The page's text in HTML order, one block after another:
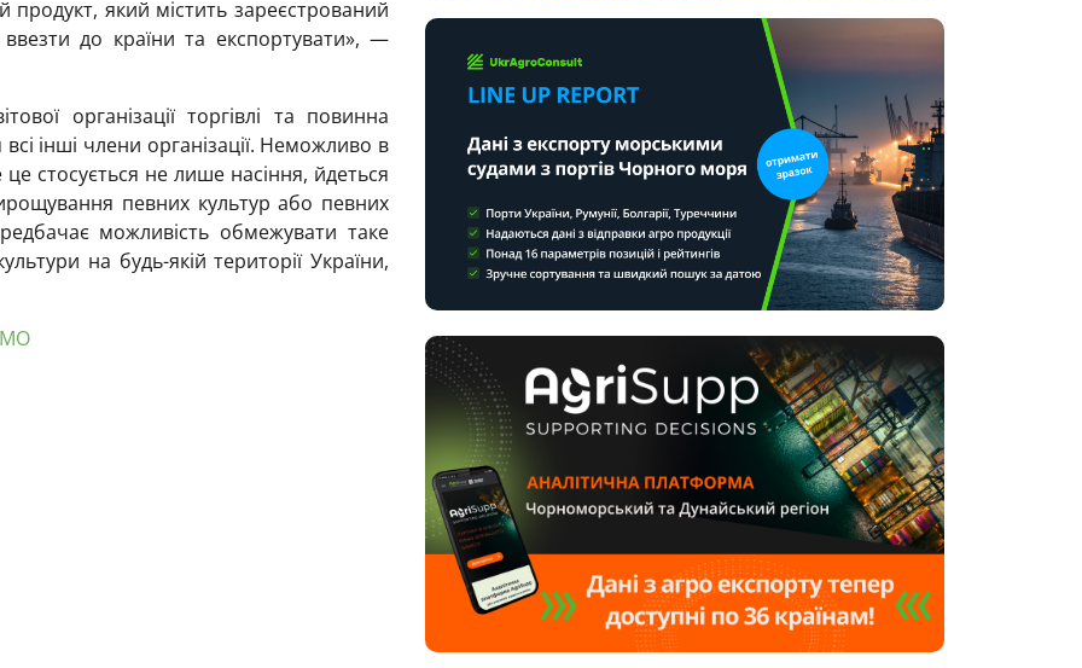
який містить зареєстрований
до країни та експортувати», —
організації торгівлі та повинна
інші члени організації. Неможливо в
стосується не лише насіння, йдеться
певних культур або певних
можливість обмежувати таке
на будь-якій території України,